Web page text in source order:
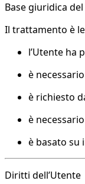
Base giuridica
Il trattamento è
l’Utente ha
è
è richiesto
è
è basato su
Diritti dell’Utente